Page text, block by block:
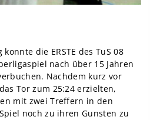
die ERSTE des TuS 08
nach über 15 Jahren
Nachdem kurz vor
Tor zum 25:24 erzielten,
mit zwei Treffern in den
noch zu ihren Gunsten zu